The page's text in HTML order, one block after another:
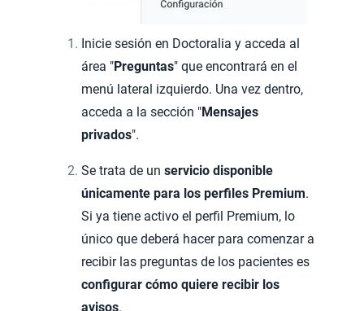
Inicie sesión en Doctoralia y acceda al
área "Preguntas" que encontrará en el
menú lateral izquierdo. Una vez dentro,
acceda a la sección "Mensajes
privados".
Se trata de un servicio disponible
únicamente para los perfiles Premium.
Si ya tiene activo el perfil Premium, lo
único que deberá hacer para comenzar a
recibir las preguntas de los pacientes es
configurar cómo quiere recibir los
avisos.